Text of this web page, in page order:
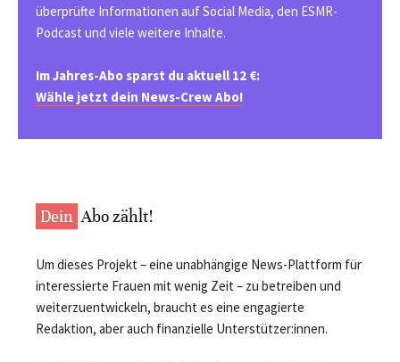
überprüfte Informationen auf Social Media, den ESMR-
Podcast und viele weitere Inhalte.
Im Jahres-Abo sparst du aktuell 12 €:
Wähle jetzt dein News-Crew Abo!
Dein Abo zählt!
Um dieses Projekt – eine unabhängige News-Plattform für
interessierte Frauen mit wenig Zeit – zu betreiben und
weiterzuentwickeln, braucht es eine engagierte
Redaktion, aber auch finanzielle Unterstützer:innen.